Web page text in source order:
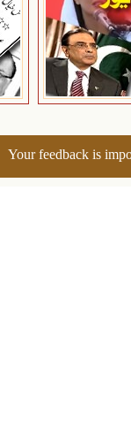
Your feedback is